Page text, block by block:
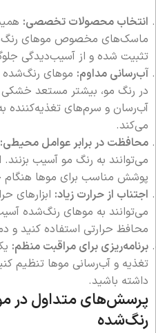
انتخاب محصولات تخصصی:
ماسک‌های مخصوص موهای
تثبیت شده و از آسیب‌دیدگی
آب‌رسانی مداوم: موهای رنگ‌شده
در رنگ مو، بیشتر مستعد
آب‌رسان و سرم‌های
می‌کند.
محافظت در برابر عوامل محیطی:
پوشش مناسب برای موها
اجتناب از حرارت زیاد: ابزارهای
می‌توانند به موهای رنگ‌شده
محافظ حرارتی استفاده کنید و
برنامه‌ریزی برای مراقبت منظم:
تغذیه و آب‌رسانی موها تنظیم
داشته باشید.
پرسش‌های متداول در
رنگ‌شده